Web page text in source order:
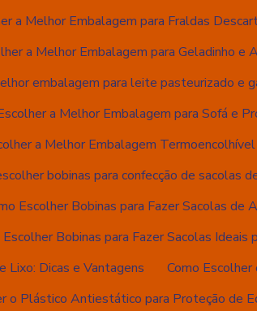
a Melhor Embalagem para Fraldas
a Melhor Embalagem para Geladinho e
embalagem para leite pasteurizado e
a Melhor Embalagem para Sofá e
a Melhor Embalagem
bobinas para confecção de sacolas
Escolher Bobinas para Fazer Sacolas de
Escolher Bobinas para Fazer Sacolas Ideais
Lixo: Dicas e Vantagens
Como Escolher
o Plástico Antiestático para Proteção de